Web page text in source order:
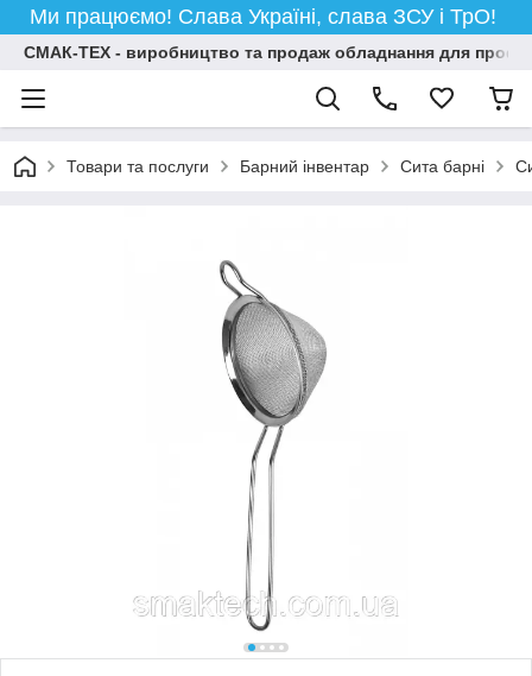
Ми працюємо! Слава Україні, слава ЗСУ і ТрО!
СМАК-ТЕХ - виробництво та продаж обладнання для
Товари та послуги Барний інвентар Сита барні